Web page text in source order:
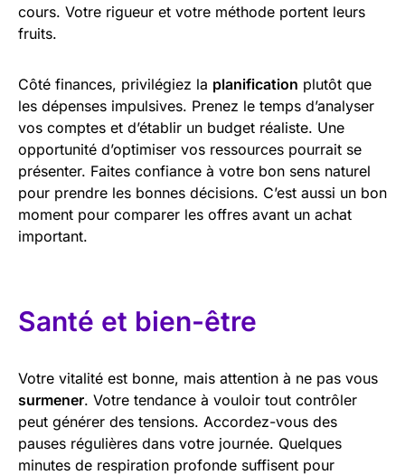
cours. Votre rigueur et votre méthode portent leurs
fruits.
Côté finances, privilégiez la planification plutôt que
les dépenses impulsives. Prenez le temps d’analyser
vos comptes et d’établir un budget réaliste. Une
opportunité d’optimiser vos ressources pourrait se
présenter. Faites confiance à votre bon sens naturel
pour prendre les bonnes décisions. C’est aussi un bon
moment pour comparer les offres avant un achat
important.
Santé et bien-être
Votre vitalité est bonne, mais attention à ne pas vous
surmener. Votre tendance à vouloir tout contrôler
peut générer des tensions. Accordez-vous des
pauses régulières dans votre journée. Quelques
minutes de respiration profonde suffisent pour